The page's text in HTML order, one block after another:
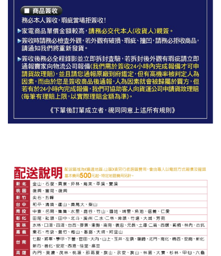
大型家電如無電梯，2樓(含)以上，現場或先匯款收取樓層搬運
費100~200元/樓。
如遇特殊安裝環境，如需抬高搬運、搬運距離過遠等等，都會
現場報價說明。
若不清楚測量方法或對商品尺寸有疑問，可聯繫賣場諮詢。
以免造成購買後無法搬運的窘況，若非商品本身瑕疵問題，因
客戶端拒收、無法正常安裝等因素造成退貨，將由廠商與您聯
繫收取空趟費500-1200元，感謝配合。
一、家電商品單價金額較高，請務必交代本人(收貨人)親簽。
二、簽收時請務必檢查外觀，若外觀有破損、瑕疵、撞凹，請
務必拒收商品，請通知我們將重新發貨。
三、簽收後務必全程錄影並立即拆封查驗，若拆封後外觀有瑕
疵，請立即通報賣家向物流公司報備(我們需於簽收24小時內完
成報備才可申請貨故理賠)，並且請您通報原廠到府鑑定，但有
高機率被判定